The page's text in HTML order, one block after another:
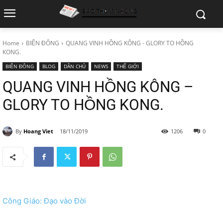
Home BIỂN ĐÔNG
QUANG VINH HỒNG KÔNG - GLORY TO HỒNG
KONG.
BIỂN ĐÔNG BLOG DÂN CHỦ NEWS THẾ GIỚI
QUANG VINH HỒNG KÔNG –
GLORY TO HỒNG KONG.
By Hoang Viet 18/11/2019 0
1206
Công Giáo: Đạo vào Đời